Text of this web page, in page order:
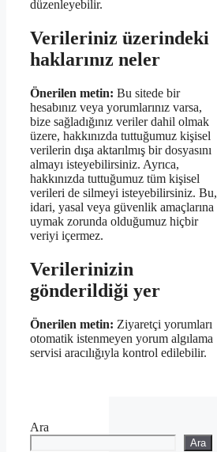
düzenleyebilir.
Verileriniz üzerindeki
haklarınız neler
Önerilen metin: Bu sitede bir
hesabınız veya yorumlarınız varsa,
bize sağladığınız veriler dahil olmak
üzere, hakkınızda tuttuğumuz kişisel
verilerin dışa aktarılmış bir dosyasını
almayı isteyebilirsiniz. Ayrıca,
hakkınızda tuttuğumuz tüm kişisel
verileri de silmeyi isteyebilirsiniz. Bu,
idari, yasal veya güvenlik amaçlarına
uymak zorunda olduğumuz hiçbir
veriyi içermez.
Verilerinizin
gönderildiği yer
Önerilen metin: Ziyaretçi yorumları
otomatik istenmeyen yorum algılama
servisi aracılığıyla kontrol edilebilir.
Ara
Ara